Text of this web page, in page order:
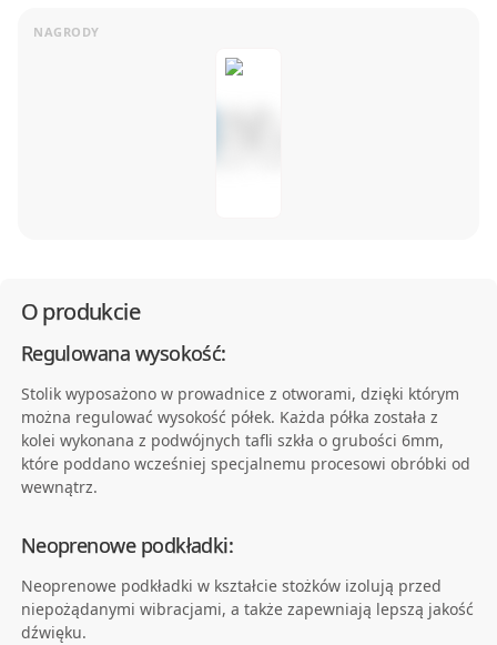
O produkcie
Regulowana wysokość:
Stolik wyposażono w prowadnice z otworami, dzięki którym
można regulować wysokość półek. Każda półka została z
kolei wykonana z podwójnych tafli szkła o grubości 6mm,
które poddano wcześniej specjalnemu procesowi obróbki od
wewnątrz.
Neoprenowe podkładki:
Neoprenowe podkładki w kształcie stożków izolują przed
niepożądanymi wibracjami, a także zapewniają lepszą jakość
dźwięku.